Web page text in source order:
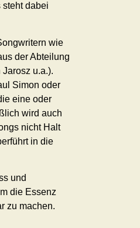
steht dabei
wie
der Abteilung
u.a.).
Simon oder
eine oder
wird auch
nicht Halt
in die
und
die Essenz
zu machen.